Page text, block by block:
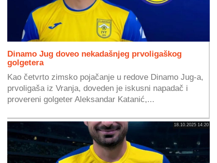
Dinamo Jug doveo nekadašnjeg prvoligaškog
golgetera
Kao četvrto zimsko pojačanje u redove Dinamo Jug-a,
prvoligaša iz Vranja, doveden je iskusni napadač i
provereni golgeter Aleksandar Katanić,...
18.10.2025 14:20